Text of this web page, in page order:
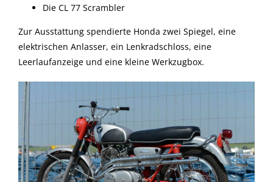
Die CL 77 Scrambler
Zur Ausstattung spendierte Honda zwei Spiegel, eine
elektrischen Anlasser, ein Lenkradschloss, eine
Leerlaufanzeige und eine kleine Werkzugbox.